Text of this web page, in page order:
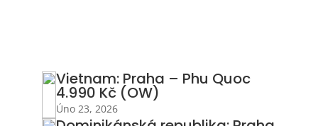
Vietnam: Praha – Phu Quoc
4.990 Kč (OW)
Úno 23, 2026